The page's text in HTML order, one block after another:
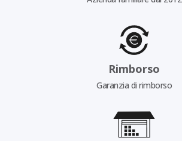
Rimborso
Garanzia di rimborso